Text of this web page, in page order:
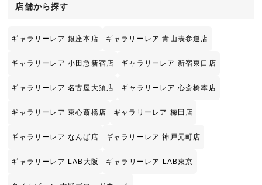
店舗から探す
ギャラリーレア 銀座本店 ギャラリーレア 青山表参道店
ギャラリーレア 小田急新宿店 ギャラリーレア 新宿東口店
ギャラリーレア 名古屋大須店 ギャラリーレア 心斎橋本店
ギャラリーレア 東心斎橋店 ギャラリーレア 梅田店
ギャラリーレア なんば店 ギャラリーレア 神戸元町店
ギャラリーレア LAB大阪 ギャラリーレア LAB東京